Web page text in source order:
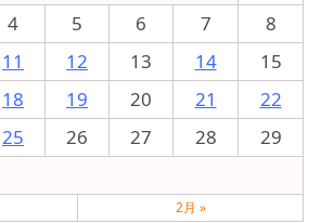
4 5 6 7
8
11 12 13 14
15
18 19 20 21
22
25 26 27 28
29
2月 »